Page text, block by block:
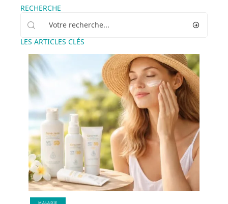
RECHERCHE
LES ARTICLES CLÉS
MALADIE